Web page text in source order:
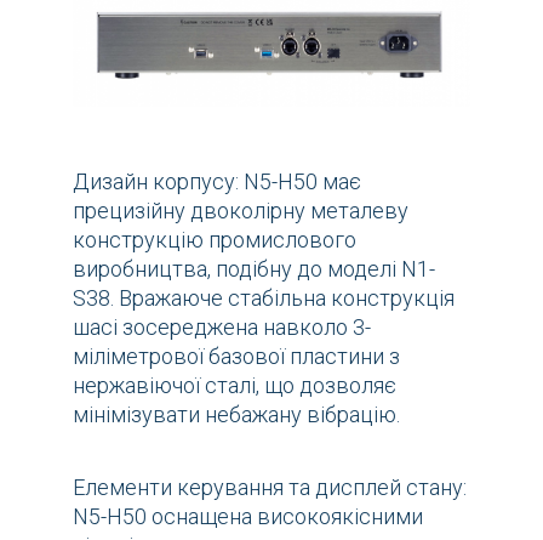
Дизайн корпусу: N5-H50 має
прецизійну двоколірну металеву
конструкцію промислового
виробництва, подібну до моделі N1-
S38. Вражаюче стабільна конструкція
шасі зосереджена навколо 3-
міліметрової базової пластини з
нержавіючої сталі, що дозволяє
мінімізувати небажану вібрацію.
Елементи керування та дисплей стану:
N5-H50 оснащена високоякісними